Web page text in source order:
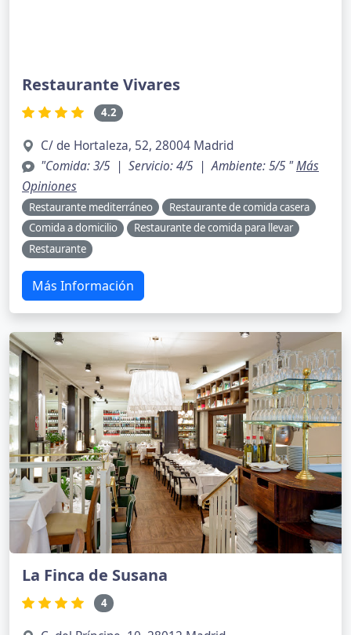
Restaurante Vivares
4.2
C/ de Hortaleza, 52, 28004 Madrid
"Comida: 3/5 | Servicio: 4/5 | Ambiente: 5/5 "Más
Opiniones
Restaurante mediterráneo
Restaurante de comida casera
Comida a domicilio
Restaurante de comida para llevar
Restaurante
Más Información
La Finca de Susana
4